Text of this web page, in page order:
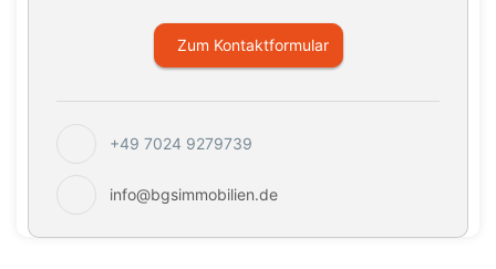
Zum Kontaktformular
+49 7024 9279739
info@bgsimmobilien.de